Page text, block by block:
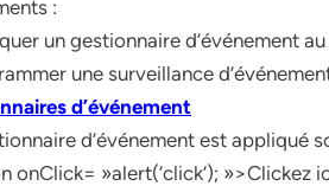
:
un gestionnaire d’événement
une surveillance
d’événement
d’événement est appliqué
onClick= »alert(‘click’); »>Clickez